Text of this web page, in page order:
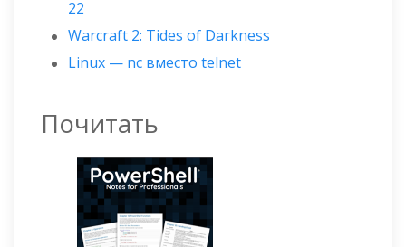
22
Warcraft 2: Tides of Darkness
Linux — nc вместо telnet
Почитать